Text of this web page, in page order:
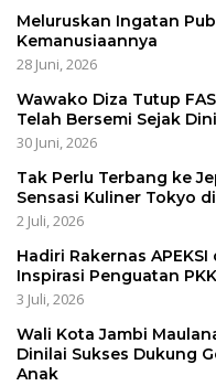
Meluruskan Ingatan
Kemanusiaannya
28 Juni, 2026
Wawako Diza Tutup
Telah Bersemi Sejak Dini
30 Juni, 2026
Tak Perlu Terbang ke
Sensasi Kuliner Tokyo
2 Juli, 2026
Hadiri Rakernas
Inspirasi Penguatan
3 Juli, 2026
Wali Kota Jambi
Dinilai Sukses Dukung
Anak